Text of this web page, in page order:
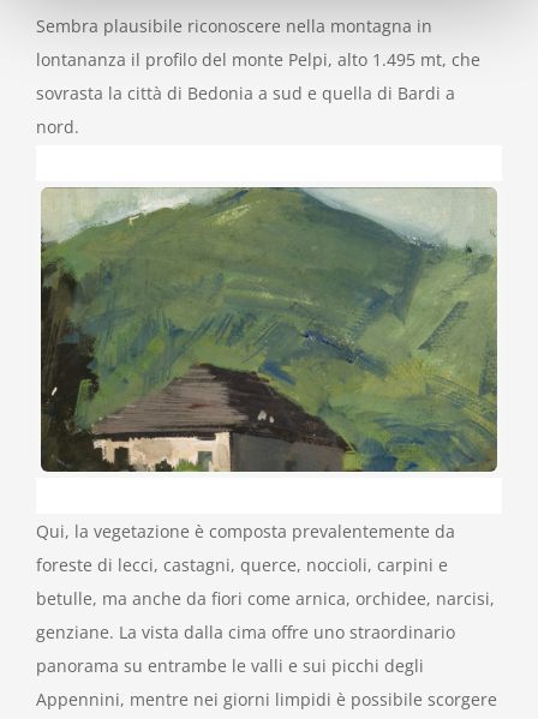
Sembra plausibile riconoscere nella montagna in
lontananza il profilo del monte Pelpi, alto 1.495 mt, che
sovrasta la città di Bedonia a sud e quella di Bardi a
nord.
Qui, la vegetazione è composta prevalentemente da
foreste di lecci, castagni, querce, noccioli, carpini e
betulle, ma anche da fiori come arnica, orchidee, narcisi,
genziane. La vista dalla cima offre uno straordinario
panorama su entrambe le valli e sui picchi degli
Appennini, mentre nei giorni limpidi è possibile scorgere